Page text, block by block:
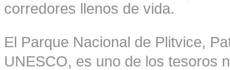
corredores llenos de vida.
El Parque Nacional de Plitvice,
UNESCO, es uno de los tesoros